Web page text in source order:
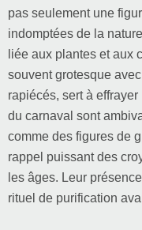
pas seulement une
indomptées de la
liée aux plantes et aux
souvent grotesque
rapiécés, sert à
du carnaval sont
comme des figures de
rappel puissant des
les âges. Leur
rituel de purification